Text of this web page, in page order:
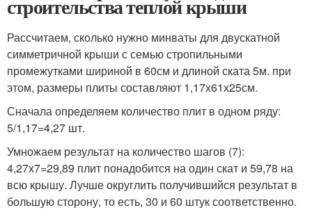
строительства теплой крыши
Рассчитаем, сколько нужно минваты для двускатной
симметричной крыши с семью стропильными
промежутками шириной в 60см и длиной ската 5м. при
этом, размеры плиты составляют 1,17х61х25см.
Сначала определяем количество плит в одном ряду:
5/1,17=4,27 шт.
Умножаем результат на количество шагов (7):
4,27х7=29,89 плит понадобится на один скат и 59,78 на
всю крышу. Лучше округлить получившийся результат в
большую сторону, то есть, 30 и 60 штук соответственно.